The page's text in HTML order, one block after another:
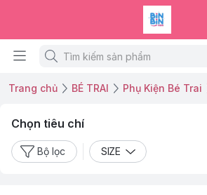
Trang chủ BÉ TRAI Phụ Kiện Bé Trai
Chọn tiêu chí
Bộ lọc SIZE